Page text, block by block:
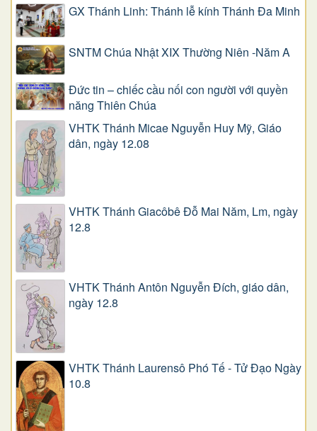
GX Thánh Linh: Thánh lễ kính Thánh Đa Minh
SNTM Chúa Nhật XIX Thường Niên -Năm A
Đức tin – chiếc cầu nối con người với quyền
năng Thiên Chúa
VHTK Thánh Micae Nguyễn Huy Mỹ, Giáo
dân, ngày 12.08
VHTK Thánh Giacôbê Ðỗ Mai Năm, Lm, ngày
12.8
VHTK Thánh Antôn Nguyễn Ðích, giáo dân,
ngày 12.8
VHTK Thánh Laurensô Phó Tế - Tử Đạo Ngày
10.8